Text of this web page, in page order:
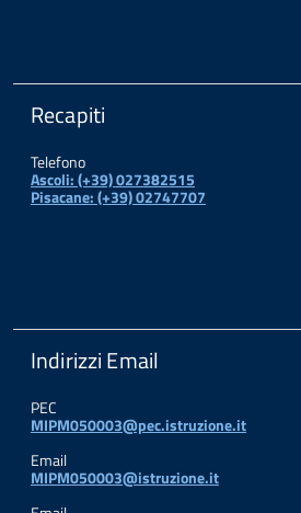
Recapiti
Telefono
Ascoli: (+39) 027382515
Pisacane: (+39) 02747707
Indirizzi Email
PEC
MIPM050003@pec.istruzione.it
Email
MIPM050003@istruzione.it